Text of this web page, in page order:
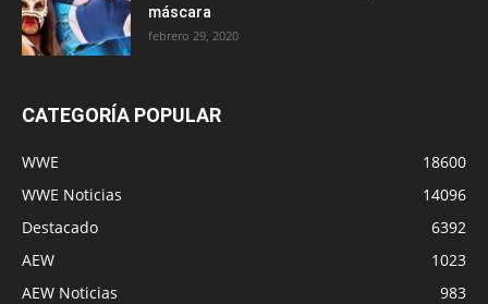
máscara
febrero 29, 2020
CATEGORÍA POPULAR
WWE
18600
WWE Noticias
14096
Destacado
6392
AEW
1023
AEW Noticias
983